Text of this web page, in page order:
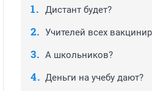
Дистант будет?
Учителей всех
А школьников?
Деньги на учебу дают?